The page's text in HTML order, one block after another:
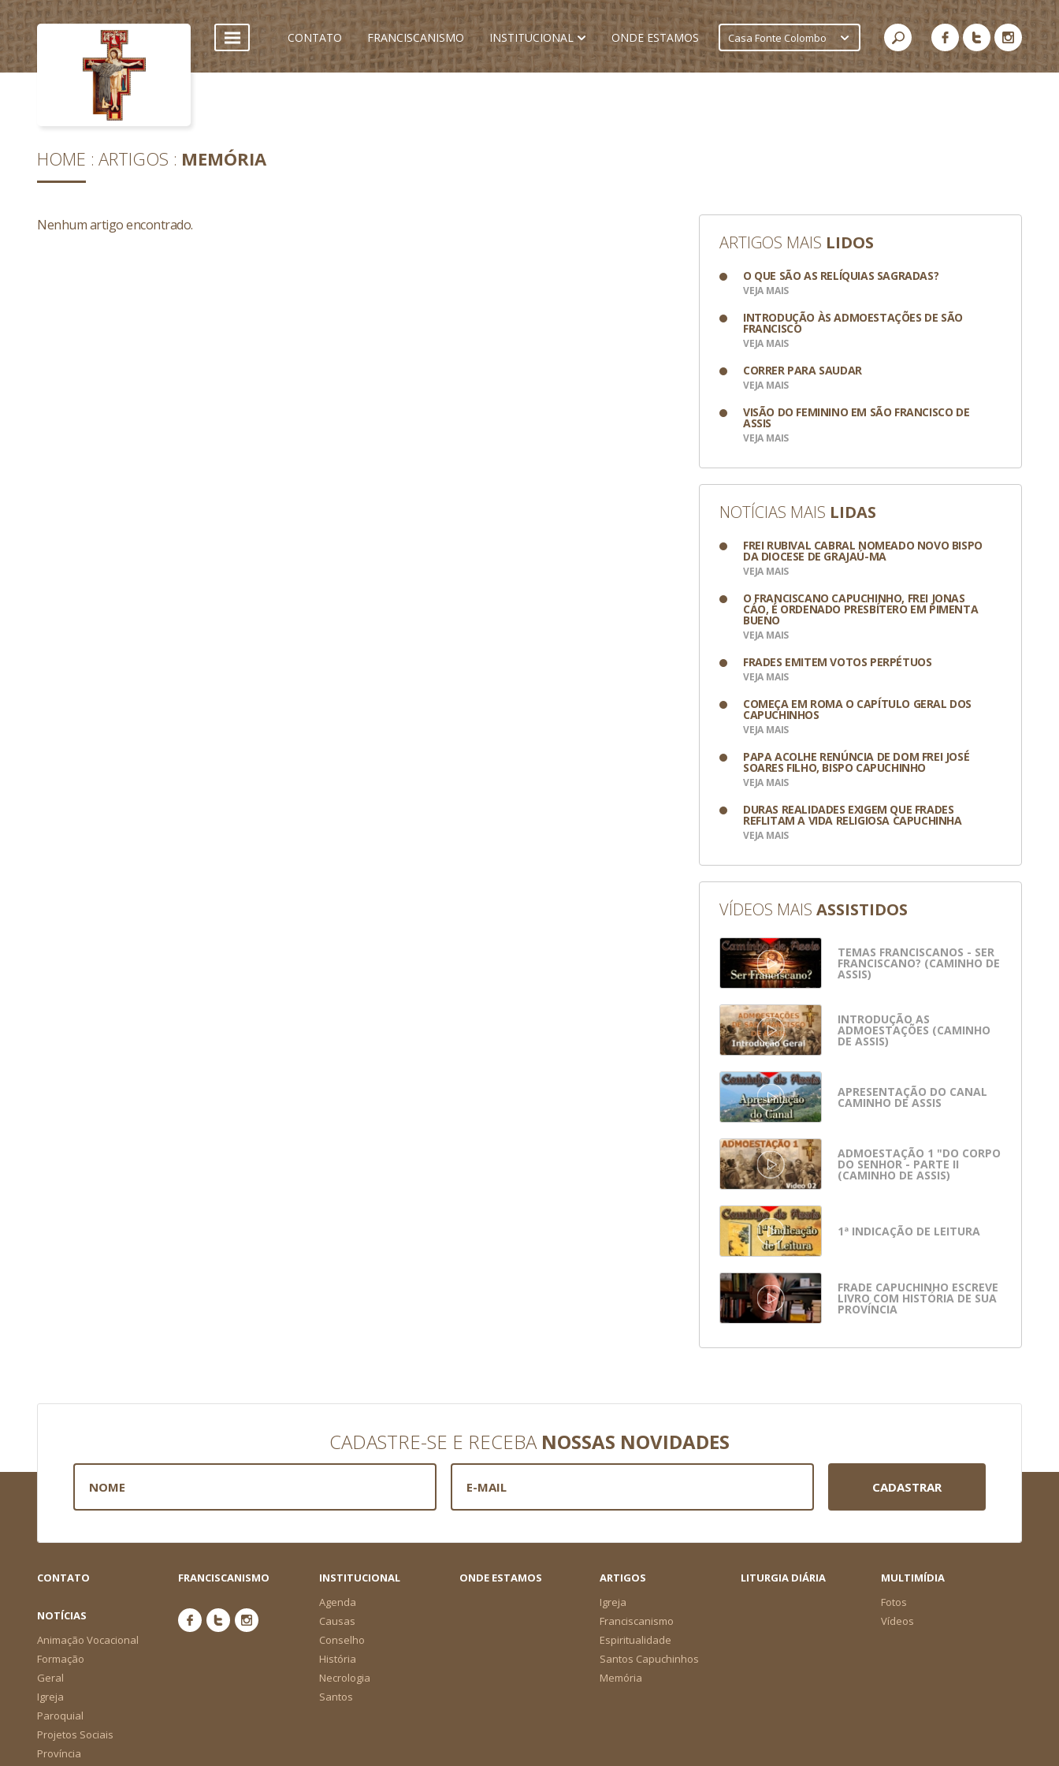
CONTATO FRANCISCANISMO INSTITUCIONAL ONDE ESTAMOS Casa Fonte Colombo
HOME ARTIGOS MEMÓRIA
Nenhum artigo encontrado.
ARTIGOS MAIS LIDOS
O QUE SÃO AS RELÍQUIAS SAGRADAS?
VEJA MAIS
INTRODUÇÃO ÀS ADMOESTAÇÕES DE SÃO
FRANCISCO
VEJA MAIS
CORRER PARA SAUDAR
VEJA MAIS
VISÃO DO FEMININO EM SÃO FRANCISCO DE
ASSIS
VEJA MAIS
NOTÍCIAS MAIS LIDAS
FREI RUBIVAL CABRAL NOMEADO NOVO BISPO
DA DIOCESE DE GRAJAÚ-MA
VEJA MAIS
O FRANCISCANO CAPUCHINHO, FREI JONAS
CÁO, É ORDENADO PRESBÍTERO EM PIMENTA
BUENO
VEJA MAIS
FRADES EMITEM VOTOS PERPÉTUOS
VEJA MAIS
COMEÇA EM ROMA O CAPÍTULO GERAL DOS
CAPUCHINHOS
VEJA MAIS
PAPA ACOLHE RENÚNCIA DE DOM FREI JOSÉ
SOARES FILHO, BISPO CAPUCHINHO
VEJA MAIS
DURAS REALIDADES EXIGEM QUE FRADES
REFLITAM A VIDA RELIGIOSA CAPUCHINHA
VEJA MAIS
VÍDEOS MAIS ASSISTIDOS
TEMAS FRANCISCANOS - SER
FRANCISCANO? (CAMINHO DE
ASSIS)
INTRODUÇÃO AS
ADMOESTAÇÕES (CAMINHO
DE ASSIS)
APRESENTAÇÃO DO CANAL
CAMINHO DE ASSIS
ADMOESTAÇÃO 1 "DO CORPO
DO SENHOR - PARTE II
(CAMINHO DE ASSIS)
1ª INDICAÇÃO DE LEITURA
FRADE CAPUCHINHO ESCREVE
LIVRO COM HISTÓRIA DE SUA
PROVÍNCIA
CADASTRE-SE E RECEBA NOSSAS NOVIDADES
CADASTRAR
CONTATO FRANCISCANISMO
INSTITUCIONAL
Agenda
Causas
Conselho
História
Necrologia
Santos
ONDE ESTAMOS
ARTIGOS
Igreja
Franciscanismo
Espiritualidade
Santos Capuchinhos
Memória
LITURGIA DIÁRIA
MULTIMÍDIA
Fotos
Vídeos
NOTÍCIAS
Animação Vocacional
Formação
Geral
Igreja
Paroquial
Projetos Sociais
Província